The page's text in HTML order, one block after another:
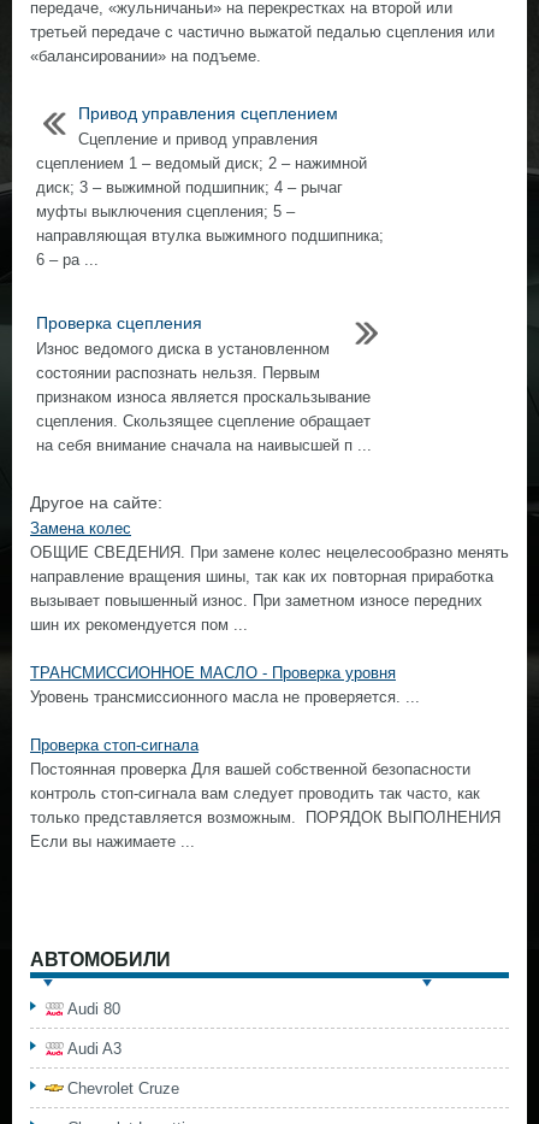
передаче, «жульничаньи» на перекрестках на второй или
третьей передаче с частично выжатой педалью сцепления или
«балансировании» на подъеме.
Привод управления сцеплением
Сцепление и привод управления
сцеплением 1 – ведомый диск; 2 – нажимной
диск; 3 – выжимной подшипник; 4 – рычаг
муфты выключения сцепления; 5 –
направляющая втулка выжимного подшипника;
6 – ра ...
Проверка сцепления
Износ ведомого диска в установленном
состоянии распознать нельзя. Первым
признаком износа является проскальзывание
сцепления. Скользящее сцепление обращает
на себя внимание сначала на наивысшей п ...
Другое на сайте:
Замена колес
ОБЩИЕ СВЕДЕНИЯ. При замене колес нецелесообразно менять
направление вращения шины, так как их повторная приработка
вызывает повышенный износ. При заметном износе передних
шин их рекомендуется пом ...
ТРАНСМИССИОННОЕ МАСЛО - Проверка уровня
Уровень трансмиссионного масла не проверяется. ...
Проверка стоп-сигнала
Постоянная проверка Для вашей собственной безопасности
контроль стоп-сигнала вам следует проводить так часто, как
только представляется возможным. ПОРЯДОК ВЫПОЛНЕНИЯ
Если вы нажимаете ...
АВТОМОБИЛИ
Audi 80
Audi A3
Chevrolet Cruze